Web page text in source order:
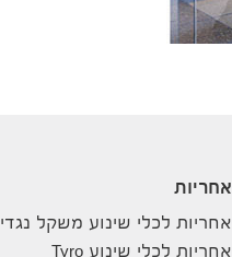
אחריות
אחריות לכלי שינוע משקל נגדי